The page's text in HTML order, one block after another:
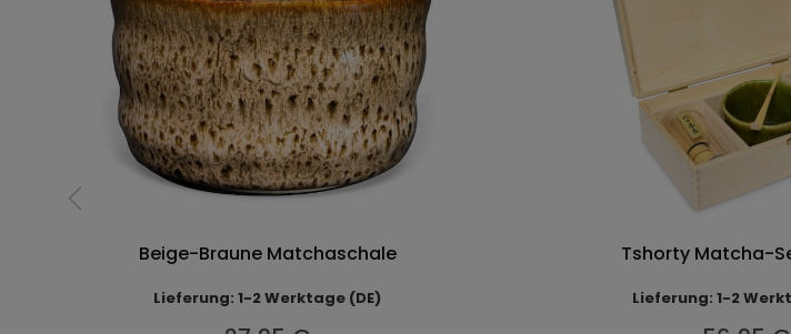
Beige-Braune Matchaschale
Lieferung: 1-2 Werktage (DE)
Tshorty Matcha-
Lieferung: 1-2